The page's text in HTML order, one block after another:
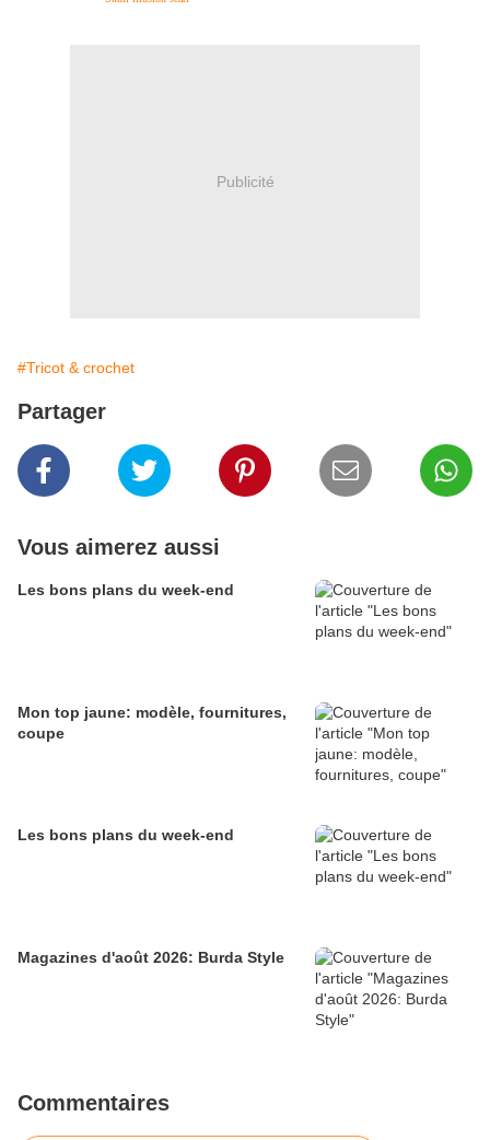
Publicité
#Tricot & crochet
Partager
Vous aimerez aussi
Les bons plans du week-end
Mon top jaune: modèle, fournitures,
coupe
Les bons plans du week-end
Magazines d'août 2026: Burda Style
Commentaires